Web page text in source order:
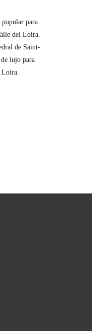
para
del Loira.
de Saint-
lujo para
Loira.